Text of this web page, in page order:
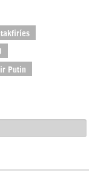
takfiríes
Putin